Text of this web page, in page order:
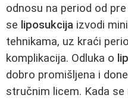
odnosu na period od
se liposukcija izvodi
tehnikama, uz kraći
komplikacija. Odluka o
dobro promišljena i
stručnim licem. Kada se